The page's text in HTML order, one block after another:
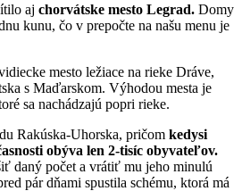
aj chorvátske mesto Legrad. Domy
kunu, čo v prepočte na našu menu je
mesto ležiace na rieke Dráve,
s Maďarskom. Výhodou mesta je
sa nachádzajú popri rieke.
Rakúska-Uhorska, pričom kedysi
obýva len 2-tisíc obyvateľov.
daný počet a vrátiť mu jeho minulú
pár dňami spustila schému, ktorá má